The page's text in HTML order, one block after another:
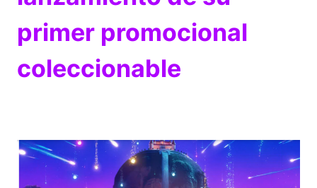
primer promocional
coleccionable